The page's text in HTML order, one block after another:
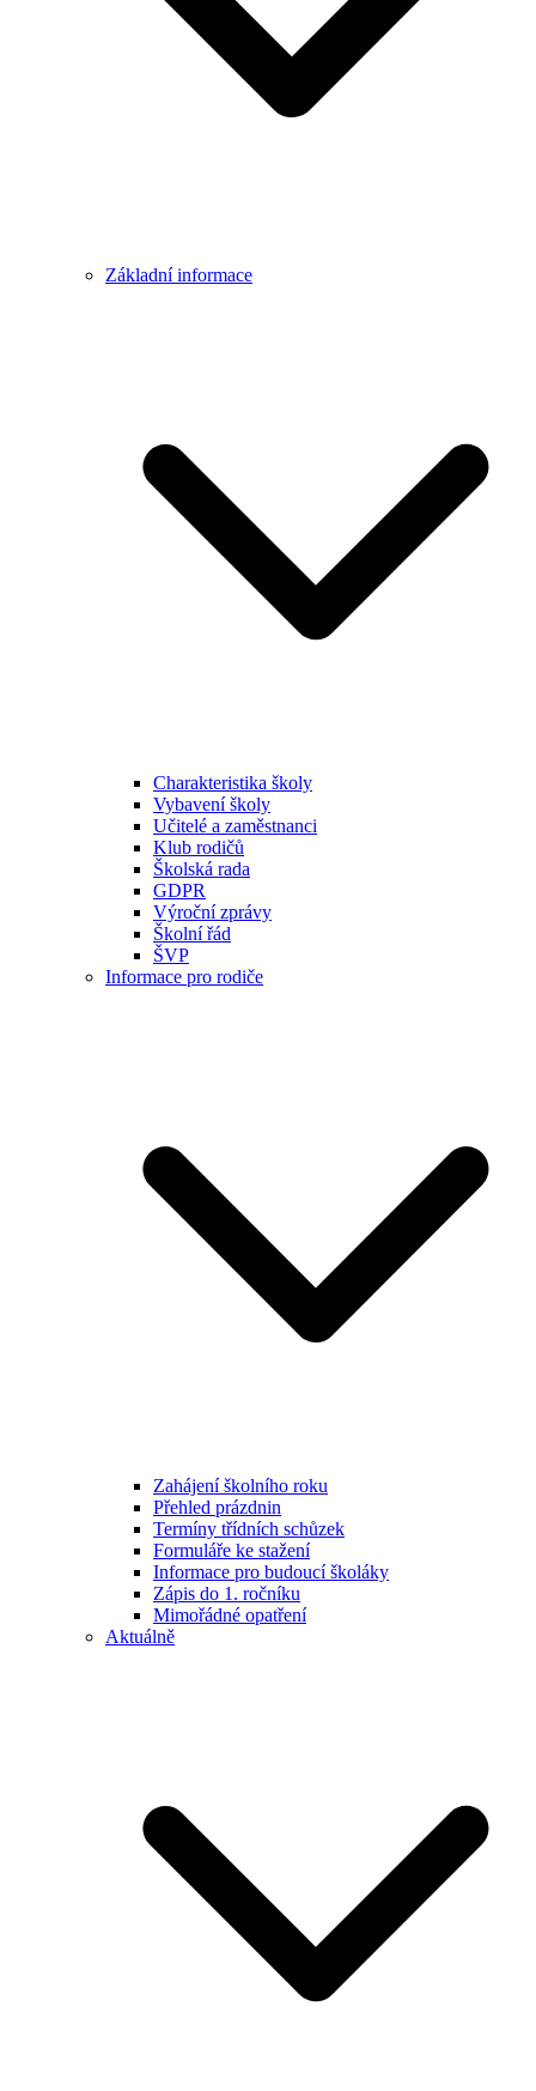
Základní informace
Charakteristika školy
Vybavení školy
Učitelé a zaměstnanci
Klub rodičů
Školská rada
GDPR
Výroční zprávy
Školní řád
ŠVP
Informace pro rodiče
Zahájení školního roku
Přehled prázdnin
Termíny třídních schůzek
Formuláře ke stažení
Informace pro budoucí školáky
Zápis do 1. ročníku
Mimořádné opatření
Aktuálně